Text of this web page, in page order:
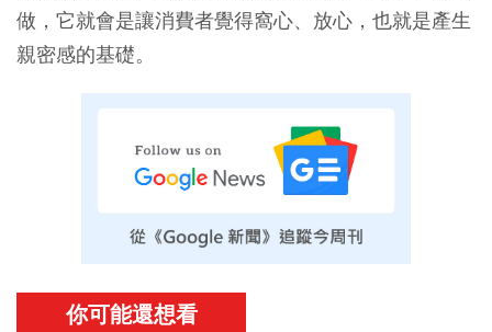
做，它就會是讓消費者覺得窩心、放心，也就是產生
親密感的基礎。